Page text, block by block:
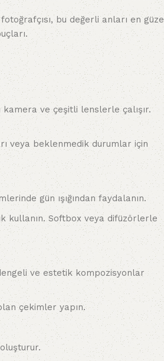
bu değerli anları en
ve çeşitli lenslerle çalışır.
veya beklenmedik durumlar için
gün ışığından faydalanın.
kullanın. Softbox veya difüzörlerle
ve estetik kompozisyonlar
çekimler yapın.